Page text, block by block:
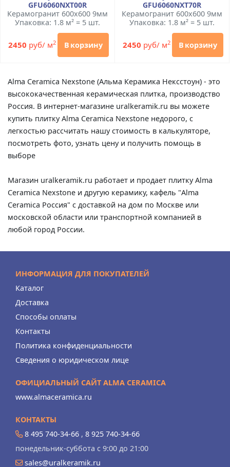
GFU6060NXT00R
Керамогранит 600x600 9мм
Упаковка: 1.8 м² = 5 шт.
2450 руб/ м2 В корзину
GFU6060NXT70R
Керамогранит 600x600 9мм
Упаковка: 1.8 м² = 5 шт.
2450 руб/ м2 В корзину
Alma Ceramica Nexstone (Альма Керамика Нексстоун) - это
высококачественная керамическая плитка, производство
Россия. В интернет-магазине uralkeramik.ru вы можете
купить плитку Alma Ceramica Nexstone недорого, с
легкостью рассчитать нашу стоимость в калькуляторе,
посмотреть фото, узнать цену и получить помощь в
выборе
Магазин uralkeramik.ru работает и продает плитку Alma
Ceramica Nexstone и другую керамику, кафель "Alma
Ceramica Россия" с доставкой на дом по Москве или
московской области или транспортной компанией в
любой город России.
ИНФОРМАЦИЯ ДЛЯ ПОКУПАТЕЛЕЙ
Каталог
Доставка
Способы оплаты
Контакты
Политика конфиденциальности
Сведения о юридическом лице
ОФИЦИАЛЬНЫЙ САЙТ ALMA CERAMICA
www.almaceramica.ru
КОНТАКТЫ
8 495 740-34-66 , 8 925 740-34-66
понедельник-суббота с 9:00 до 21:00
sales@uralkeramik.ru